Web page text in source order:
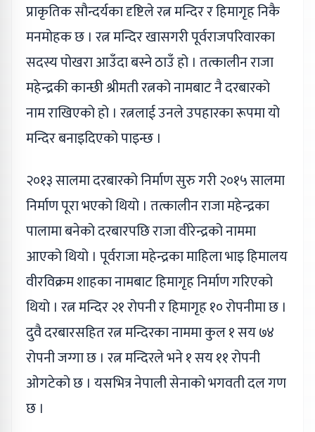
प्राकृतिक सौन्दर्यका दृष्टिले रत्न मन्दिर र हिमागृह निकै
मनमोहक छ । रत्न मन्दिर खासगरी पूर्वराजपरिवारका
सदस्य पोखरा आउँदा बस्ने ठाउँ हो । तत्कालीन राजा
महेन्द्रकी कान्छी श्रीमती रत्नको नामबाट नै दरबारको
नाम राखिएको हो । रत्नलाई उनले उपहारका रूपमा यो
मन्दिर बनाइदिएको पाइन्छ ।
२०१३ सालमा दरबारको निर्माण सुरु गरी २०१५ सालमा
निर्माण पूरा भएको थियो । तत्कालीन राजा महेन्द्रका
पालामा बनेको दरबारपछि राजा वीरेन्द्रको नाममा
आएको थियो । पूर्वराजा महेन्द्रका माहिला भाइ हिमालय
वीरविक्रम शाहका नामबाट हिमागृह निर्माण गरिएको
थियो । रत्न मन्दिर २१ रोपनी र हिमागृह १० रोपनीमा छ ।
दुवै दरबारसहित रत्न मन्दिरका नाममा कुल १ सय ७४
रोपनी जग्गा छ । रत्न मन्दिरले भने १ सय ११ रोपनी
ओगटेको छ । यसभित्र नेपाली सेनाको भगवती दल गण
छ ।